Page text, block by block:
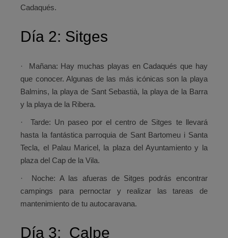
Cadaqués.
Día 2: Sitges
· Mañana: Hay muchas playas en Cadaqués que hay
que conocer. Algunas de las más icónicas son la playa
Balmins, la playa de Sant Sebastià, la playa de la Barra
y la playa de la Ribera.
· Tarde: Un paseo por el centro de Sitges te llevará
hasta la fantástica parroquia de Sant Bartomeu i Santa
Tecla, el Palau Maricel, la plaza del Ayuntamiento y la
plaza del Cap de la Vila.
· Noche:A las afueras de Sitges podrás encontrar
campings para pernoctar y realizar las tareas de
mantenimiento de tu autocaravana.
Día 3: Calpe